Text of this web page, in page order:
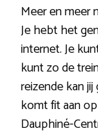
Meer en meer
Je hebt het
internet. Je
kunt zo de
reizende kan
komt fit aan
Dauphiné-